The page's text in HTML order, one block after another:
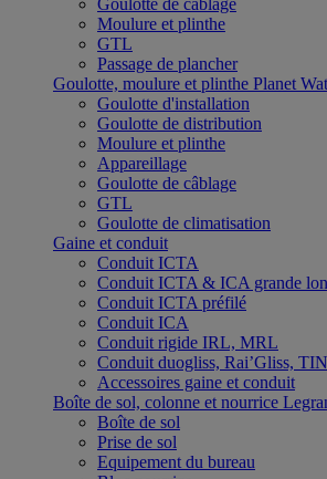
Goulotte de câblage
Moulure et plinthe
GTL
Passage de plancher
Goulotte, moulure et plinthe Planet
Goulotte d'installation
Goulotte de distribution
Moulure et plinthe
Appareillage
Goulotte de câblage
GTL
Goulotte de climatisation
Gaine et conduit
Conduit ICTA
Conduit ICTA & ICA grande
Conduit ICTA préfilé
Conduit ICA
Conduit rigide IRL, MRL
Conduit duogliss, Rai’Gliss,
Accessoires gaine et conduit
Boîte de sol, colonne et nourrice
Boîte de sol
Prise de sol
Equipement du bureau